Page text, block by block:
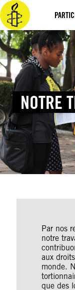
Aller
au
contenu
NOTRE
Par nos
notre
aux
monde.
que des